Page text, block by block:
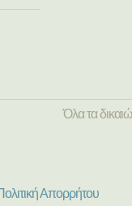
Όλα τα
Απορρήτου